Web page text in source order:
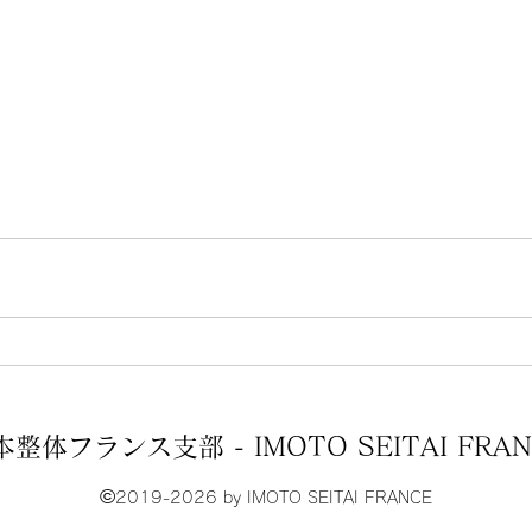
整体フランス支部 - IMOTO SEITAI
©2019-2026 by IMOTO SEITAI FRANCE